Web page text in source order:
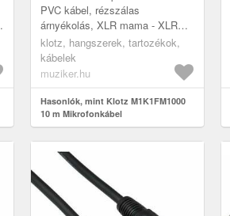
PVC kábel, rézszálas
árnyékolás, XLR mama - XLR
papa csatlakozók, megbízható
jelátvitel, 10 m hossz, fekete
szín Gyá...
klotz, hangszerek, tartozékok,
kábelek
muziker.hu
Hasonlók, mint Klotz M1K1FM1000
10 m Mikrofonkábel